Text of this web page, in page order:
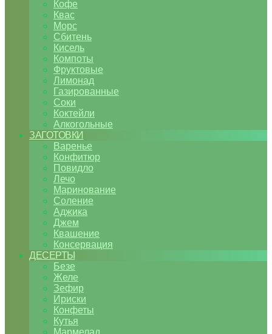
Кофе
Квас
Морс
Сбитень
Кисель
Компоты
Фруктовые
Лимонад
Газированные
Соки
Коктейли
Алкогольные
ЗАГОТОВКИ
Варенье
Конфитюр
Повидло
Лечо
Маринование
Соление
Аджика
Джем
Квашение
Консервация
ДЕСЕРТЫ
Безе
Желе
Зефир
Ириски
Конфеты
Кутья
Мармелад